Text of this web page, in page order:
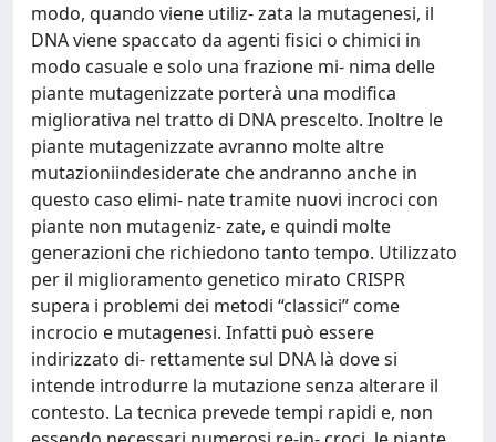
modo, quando viene utiliz- zata la mutagenesi, il
DNA viene spaccato da agenti fisici o chimici in
modo casuale e solo una frazione mi- nima delle
piante mutagenizzate porterà una modifica
migliorativa nel tratto di DNA prescelto. Inoltre le
piante mutagenizzate avranno molte altre
mutazioniindesiderate che andranno anche in
questo caso elimi- nate tramite nuovi incroci con
piante non mutageniz- zate, e quindi molte
generazioni che richiedono tanto tempo. Utilizzato
per il miglioramento genetico mirato CRISPR
supera i problemi dei metodi “classici” come
incrocio e mutagenesi. Infatti può essere
indirizzato di- rettamente sul DNA là dove si
intende introdurre la mutazione senza alterare il
contesto. La tecnica prevede tempi rapidi e, non